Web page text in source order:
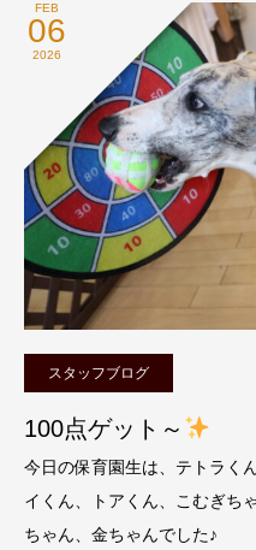
FEB
06
2026
スタッフブログ
100点ゲット～
今日の保育園生は、テトラく
イくん、トアくん、こむぎち
ちゃん、金ちゃんでした♪